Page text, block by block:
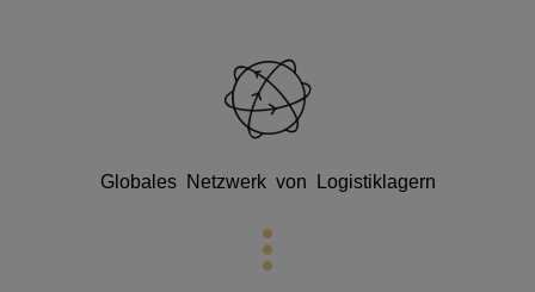
Globales Netzwerk von Logistiklagern